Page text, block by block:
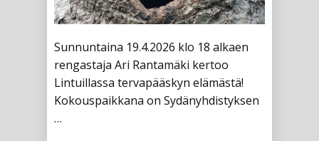
Sunnuntaina 19.4.2026 klo 18 alkaen
rengastaja Ari Rantamäki kertoo
Lintuillassa tervapääskyn elämästä!
Kokouspaikkana on Sydänyhdistyksen